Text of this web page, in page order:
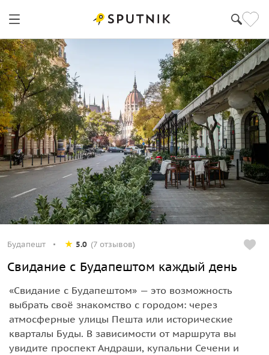
Будапешт 5.0 (7 отзывов)
Свидание с Будапештом каждый день
«Свидание с Будапештом» — это возможность
выбрать своё знакомство с городом: через
атмосферные улицы Пешта или исторические
кварталы Буды. В зависимости от маршрута вы
увидите проспект Андраши, купальни Сечени и